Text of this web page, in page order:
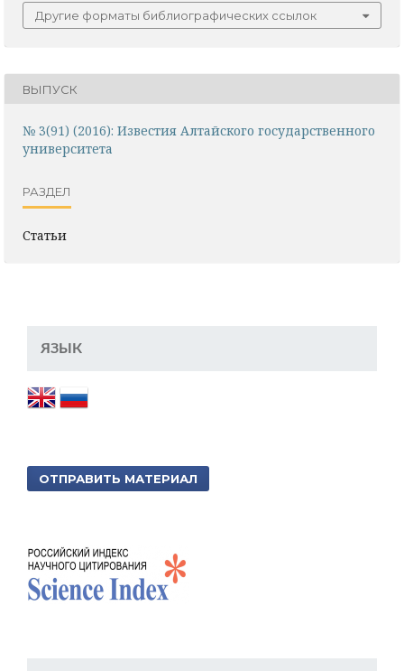
Другие форматы библиографических ссылок
ВЫПУСК
№ 3(91) (2016): Известия Алтайского государственного
университета
РАЗДЕЛ
Статьи
ЯЗЫК
ОТПРАВИТЬ МАТЕРИАЛ